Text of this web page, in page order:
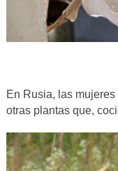
En Rusia, las
otras plantas que,